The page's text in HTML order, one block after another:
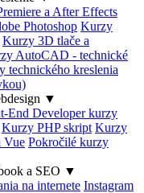
a After Effects
Photoshop Kurzy
Kurzy 3D tlače a
AutoCAD - technické
technického kreslenia
▼
End Developer kurzy
Kurzy PHP skript Kurzy
Vue Pokročilé kurzy
a SEO ▼
na internete Instagram